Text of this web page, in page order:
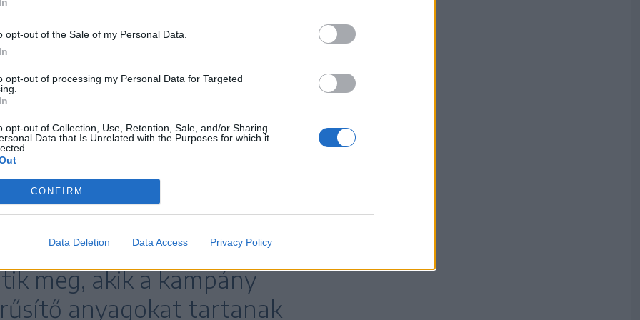
opt-out of the Sale of my Personal Data.
opt-out of processing my Personal Data for Targeted
opt-out of Collection, Use, Retention, Sale, and/or Sharing
Data that Is Unrelated with the Purposes for which it
CONFIRM
Data Deletion Data Access Privacy Policy
A kampány az FRF digitális csatornáin
üzenetein és a szurkolói magatartási
Marino elleni mérkőzésen a stadionban a
és az eredményjelző táblán jelennek meg, a
anyagokat kapnak.
férőhelyes stadion
át lezárják, és
üzenetekkel borítják be,
5%-át futballakadémiák
meg, akik a kampány
anyagokat tartanak